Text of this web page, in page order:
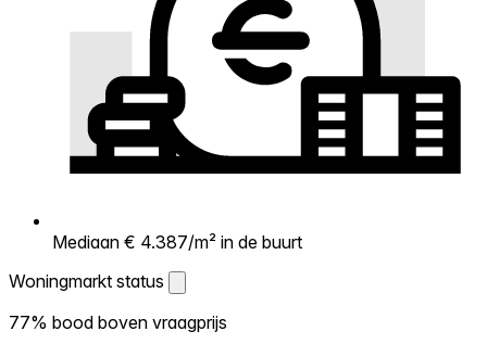
Mediaan € 4.387/m² in de buurt
Woningmarkt status
Woningmarkt status
77% bood boven vraagprijs